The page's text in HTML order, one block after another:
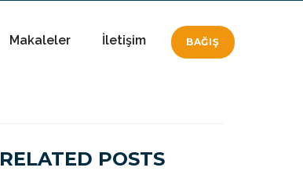
Makaleler İletişim BAĞIŞ
RELATED POSTS